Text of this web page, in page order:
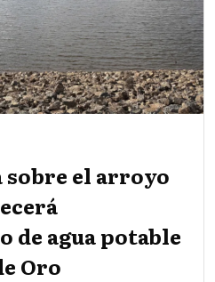
sobre el arroyo
de agua potable
Oro